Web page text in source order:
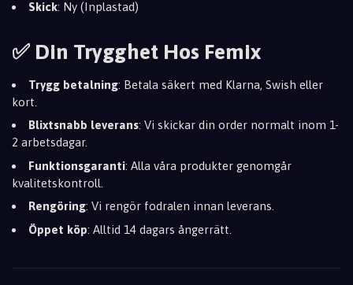
Skick: Ny (Inplastad)
✅ Din Trygghet Hos Femix
Trygg betalning: Betala säkert med Klarna, Swish eller
kort.
Blixtsnabb leverans: Vi skickar din order normalt inom 1-
2 arbetsdagar.
Funktionsgaranti: Alla våra produkter genomgår
kvalitetskontroll.
Rengöring: Vi rengör fodralen innan leverans.
Öppet köp: Alltid 14 dagars ångerrätt.